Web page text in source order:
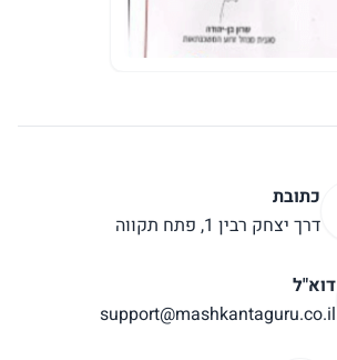
כתובת
דרך יצחק רבין 1, פתח תקווה
דוא"ל
support@mashkantaguru.co.il